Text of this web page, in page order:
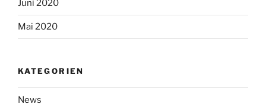
Juni 2020
Mai 2020
KATEGORIEN
News